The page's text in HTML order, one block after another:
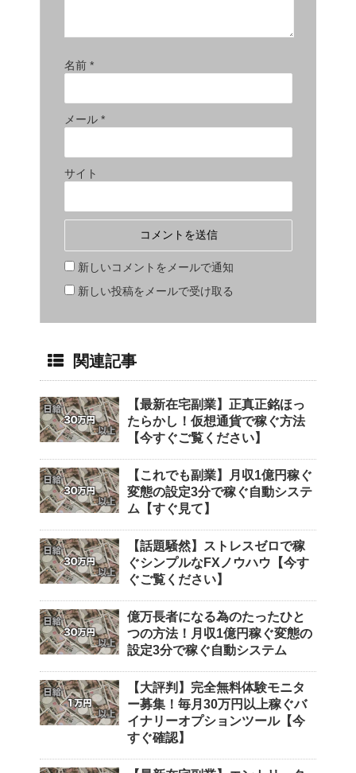
名前 *
メール *
サイト
新しいコメントをメールで通知
新しい投稿をメールで受け取る
関連記事
【最新在宅副業】正真正銘ほっ
たらかし！仮想通貨で稼ぐ方法
【今すぐご覧ください】
【これでも副業】月収1億円稼ぐ
変態の設定3分で稼ぐ自動システ
ム【すぐ見て】
【話題騒然】ストレスゼロで稼
ぐシンプルなFXノウハウ【今す
ぐご覧ください】
億万長者になる為のたったひと
つの方法！月収1億円稼ぐ変態の
設定3分で稼ぐ自動システム
【大評判】完全無料体験モニタ
ー募集！毎月30万円以上稼ぐバ
イナリーオプションツール【今
すぐ確認】